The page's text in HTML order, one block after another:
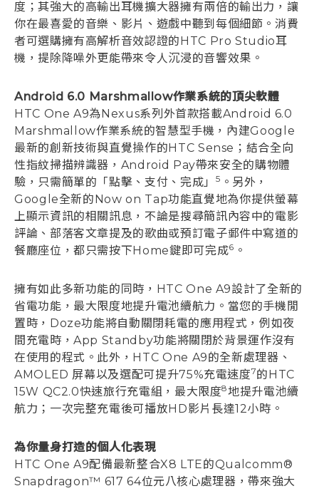
度；其強大的高輸出耳機擴大器擁有兩倍的輸出力，讓
你在最喜愛的音樂、影片、遊戲中聽到每個細節。消費
者可選購擁有高解析音效認證的HTC Pro Studio耳
機，提除降噪外更能帶來令人沉浸的音響效果。
Android 6.0 Marshmallow作業系統的頂尖軟體
HTC One A9為Nexus系列外首款搭載Android 6.0
Marshmallow作業系統的智慧型手機，內建Google
最新的創新技術與直覺操作的HTC Sense；結合全向
性指紋掃描辨識器，Android Pay帶來安全的購物體
驗，只需簡單的「點擊、支付、完成」
5 。另外，
Google全新的Now on Tap功能直覺地為你提供螢幕
上顯示資訊的相關訊息，不論是搜尋簡訊內容中的電影
評論、部落客文章提及的歌曲或預訂電子郵件中寫道的
餐廳座位，都只需按下Home鍵即可完成6 。
擁有如此多新功能的同時，HTC One A9設計了全新的
省電功能，最大限度地提升電池續航力。當您的手機閒
置時，Doze功能將自動關閉耗電的應用程式，例如夜
間充電時，App Standby功能將關閉於背景運作沒有
在使用的程式。此外，HTC One A9的全新處理器、
AMOLED 屏幕以及選配可提升75%充電速度7的HTC
15W QC2.0快速旅行充電組，最大限度8地提升電池續
航力；一次完整充電後可播放HD影片長達12小時。
為你量身打造的個人化表現
HTC One A9配備最新整合X8 LTE的Qualcomm®
Snapdragon™ 617 64位元八核心處理器，帶來強大